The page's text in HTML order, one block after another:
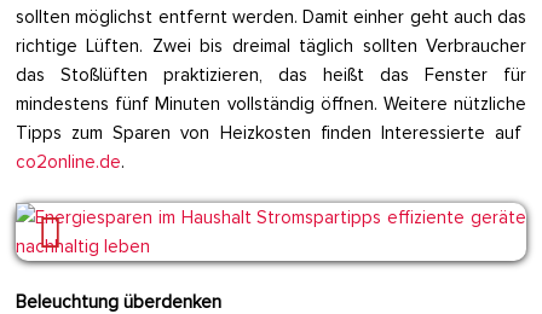
sollten möglichst entfernt werden. Damit einher geht auch das
richtige Lüften. Zwei bis dreimal täglich sollten Verbraucher
das Stoßlüften praktizieren, das heißt das Fenster für
mindestens fünf Minuten vollständig öffnen. Weitere nützliche
Tipps zum Sparen von Heizkosten finden Interessierte auf
co2online.de.
Beleuchtung überdenken